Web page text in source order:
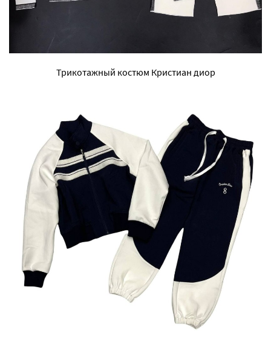
Трикотажный костюм Кристиан диор